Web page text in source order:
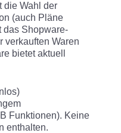
die Wahl der
(auch Pläne
das Shopware-
verkauften Waren
bietet aktuell
Funktionen). Keine
enthalten.